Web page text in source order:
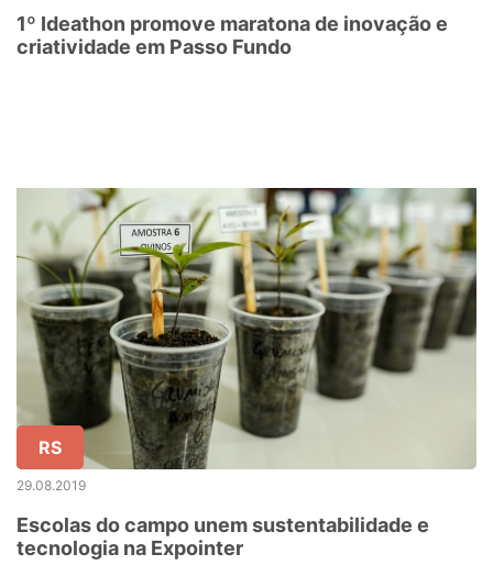
1º Ideathon promove maratona de inovação e
criatividade em Passo Fundo
RS
29.08.2019
Escolas do campo unem sustentabilidade e
tecnologia na Expointer